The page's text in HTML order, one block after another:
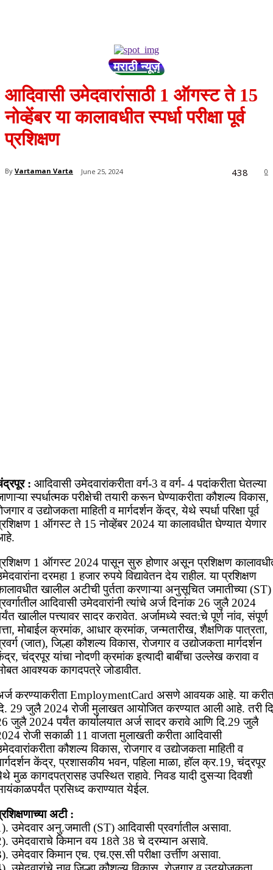
मराठी न्यूज़
आदिवासी उमेदवारांसाठी 1 ऑगस्ट ते 15
नोव्हेंबर या कालावधीत स्पर्धा परीक्षा पूर्व
प्रशिक्षण
By Vartaman Varta June 25, 2024 0
438
: आदिवासी उमेदवारांकरीता वर्ग-3 व वर्ग- 4 पदांकरीता घेतल्या
स्पर्धात्मक परीक्षेची तयारी करून घेण्याकरीता कौशल्य विकास,
व उद्योजकता माहिती व मार्गदर्शन केंद्र, येथे स्पर्धा परिक्षा पूर्व
1 ऑगस्ट ते 15 नोव्हेंबर 2024 या कालावधीत घेण्यात येणार
1 ऑगस्ट 2024 पासून सुरु होणार असून प्रशिक्षण
दरमहा 1 हजार रुपये विद्यावेतन देय राहील. या प्रशिक्षण
खालील अटीची पुर्तता करणाऱ्या अनुसूचित जमातीच्या (ST)
आदिवासी उमेदवारांनी त्यांचे अर्ज दिनांक 26 जुलै 2024
खालील पत्त्यावर सादर करावेत. अर्जामध्ये स्वत:चे पूर्ण नांव, संपूर्ण
मोबाईल क्रमांक, आधार क्रमांक, जन्मतारीख, शैक्षणिक पात्रता,
(जात), जिल्हा कौशल्य विकास, रोजगार व उद्योजकता मार्गदर्शन
चंद्रपूर यांचा नोदणी क्रमांक इत्यादी बाबींचा उल्लेख करावा व
आवश्यक कागदपत्रे जोडावीत.
करण्याकरीता EmploymentCard असणे आवयक आहे. या
29 जुलै 2024 रोजी मुलाखत आयोजित करण्यात आली आहे. तरी
जुलै 2024 पर्यंत कार्यालयात अर्ज सादर करावे आणि दि.29 जुलै
रोजी सकाळी 11 वाजता मुलाखती करीता आदिवासी
कौशल्य विकास, रोजगार व उद्योजकता माहिती व
केंद्र, प्रशासकीय भवन, पहिला माळा, हॉल क्र.19, चंद्रपूर
मुळ कागदपत्रासह उपस्थित राहावे. निवड यादी दुसऱ्या दिवशी
प्रसिध्द कराण्यात येईल.
अटी :
उमेदवार अनु.जमाती (ST) आदिवासी प्रवर्गातील असावा.
उमेदवाराचे किमान वय 18ते 38 चे दरम्यान असावे.
उमेदवार किमान एच. एच.एस.सी परीक्षा उर्त्तीण असावा.